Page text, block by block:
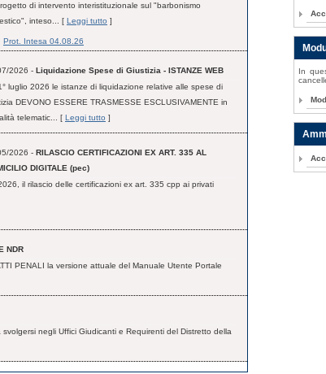
di intervento interistituzionale sul "barbonismo
inteso... [ Leggi tutto ]
Prot. Intesa 04.08.26
2026 - Liquidazione Spese di Giustizia - ISTANZE WEB
luglio 2026 le istanze di liquidazione relative alle spese di
DEVONO ESSERE TRASMESSE ESCLUSIVAMENTE in
telematic... [ Leggi tutto ]
2026 - RILASCIO CERTIFICAZIONI EX ART. 335 AL
DIGITALE (pec)
il rilascio delle certificazioni ex art. 335 cpp ai privati
NDR
PENALI la versione attuale del Manuale Utente Portale
negli Uffici Giudicanti e Requirenti del Distretto della
In